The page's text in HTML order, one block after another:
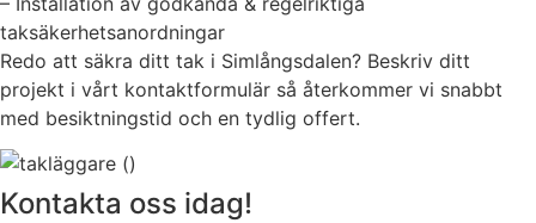
taksäkerhetsanordningar
Redo att säkra ditt tak i Simlångsdalen? Beskriv ditt
projekt i vårt kontaktformulär så återkommer vi snabbt
med besiktningstid och en tydlig offert.
Kontakta oss idag!